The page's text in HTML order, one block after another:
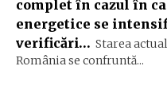
complet în cazul în
energetice se
verificări… Starea
România se confruntă...